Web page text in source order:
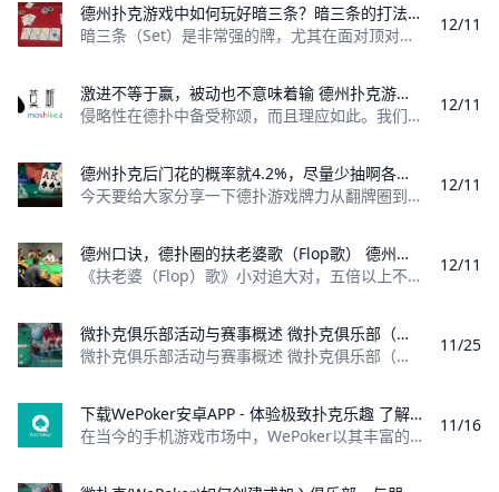
德州扑克游戏中如何玩好暗三条？暗三条的打法是什么？ 德州扑克暗三条的打法是什么？
暗三条（Set）是非常强的牌，尤其在面对顶对、高对或两对这种成牌时。不过，面对听牌时，它们的表现会不如顶对或高对，因为放弃暗三会难得多。 想要
12/11
激进不等于赢，被动也不意味着输 德州扑克游戏中的激进不代表一定会赢，被动也不代表一定会输。
侵略性在德扑中备受称颂，而且理应如此。我们初入门时被教导的第一件事，是避免跛入和用太宽的范围跟注——两者都是被动玩法。因此，紧凶ABC玩法的
12/11
德州扑克后门花的概率就4.2%，尽量少抽啊各位 后门花的概率是多少
今天要给大家分享一下德扑游戏牌力从翻牌圈到河牌圈提高的概率。 注意：转牌和河牌是结合在一起的。 翻牌同花听牌到河牌中花 比如你手持3♥8♥，翻牌K
12/11
德州口诀，德扑圈的扶老婆歌（Flop歌） 德州口诀，德扑圈的扶老婆歌（Flop歌）
《扶老婆（Flop）歌》小对追大对，五倍以上不嫌累； 要是turn上没戴着，八倍以下赶紧逃； 两大打对小，以一赚五值得搞； turn上没捞到，七倍
12/11
微扑克俱乐部活动与赛事概述 微扑克俱乐部（Wepoker）是一个专注于扑克游戏的在线平台，致力于为会员提供丰富多样的活动和赛事。这些活动包括线上比赛，还涵盖线下赛事，满足不同玩家的需求。
微扑克俱乐部活动与赛事概述 微扑克俱乐部（Wepoker）是一个专注于扑克游戏的在线平台，致力于为会员提供丰富多样的活动和赛事。这些活动不仅包
11/25
下载WePoker安卓APP - 体验极致扑克乐趣 了解如何安全下载WePoker安卓APP，享受丰富的扑克游戏体验，包括德州扑克、奥马哈等多种玩法。
在当今的手机游戏市场中，WePoker以其丰富的扑克游戏玩法和优质的用户体验而备受欢迎。本文将为您详细介绍如何安全、便捷地下载WePoker
11/16